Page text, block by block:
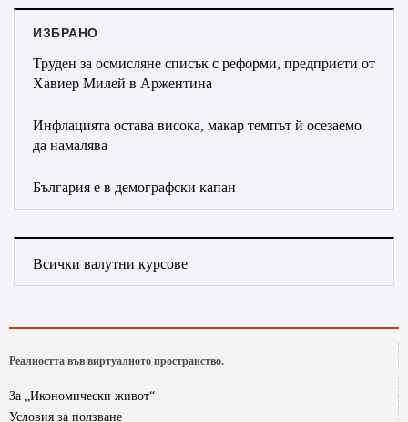
ИЗБРАНО
Труден за осмисляне списък с реформи, предприети от
Хавиер Милей в Аржентина
Инфлацията остава висока, макар темпът й осезаемо
да намалява
България е в демографски капан
Всички валутни курсове
Реалността във виртуалното пространство.
За „Икономически живот“
Условия за ползване